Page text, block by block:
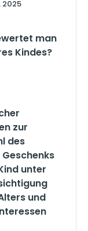
2025
man
Kindes?
zur
des
unter
und